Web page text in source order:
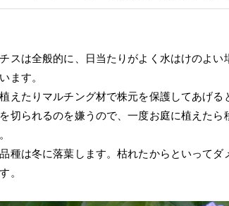
スは全般的に、日当たりがよく水はけのよ
ます。
えたりマルチング材で株元を保護してあげる
切られるのを嫌うので、一度お庭に植えた
種は冬に落葉します。枯れたからといって
。